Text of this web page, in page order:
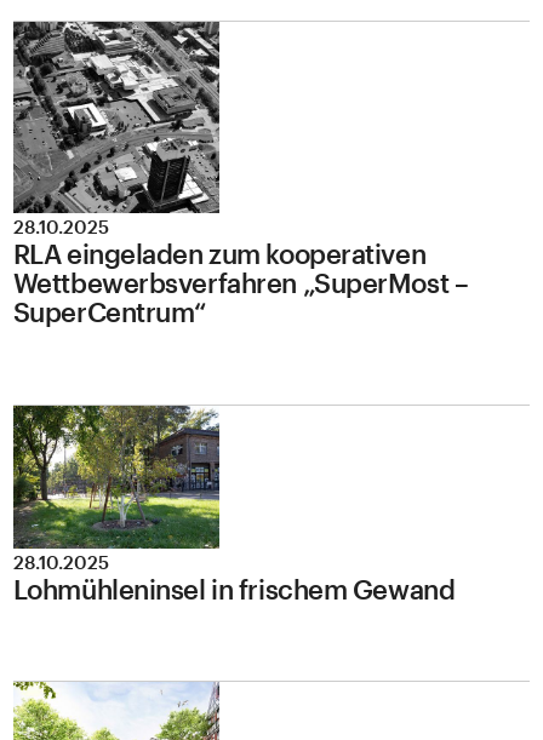
28.10.2025
RLA eingeladen zum kooperativen
Wettbewerbsverfahren „SuperMost –
SuperCentrum“
28.10.2025
Lohmühleninsel in frischem Gewand